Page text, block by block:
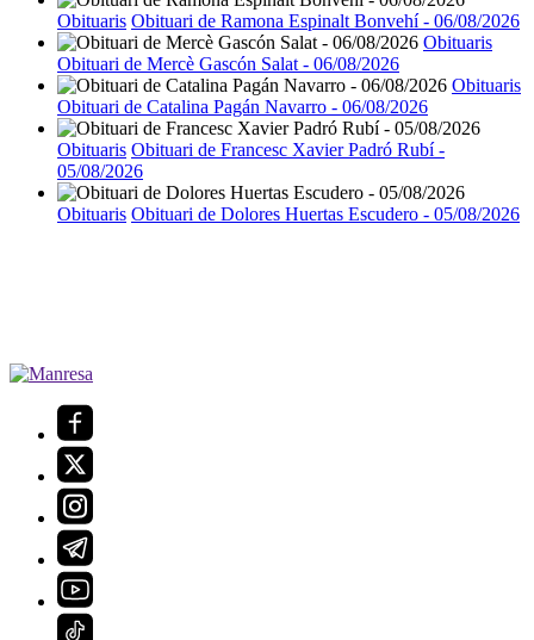
Obituaris Obituari de Ramona Espinalt Bonvehí - 06/08/2026
Obituaris
Obituari de Mercè Gascón Salat - 06/08/2026
Obituaris
Obituari de Catalina Pagán Navarro - 06/08/2026
Obituaris Obituari de Francesc Xavier Padró Rubí -
05/08/2026
Obituaris Obituari de Dolores Huertas Escudero - 05/08/2026